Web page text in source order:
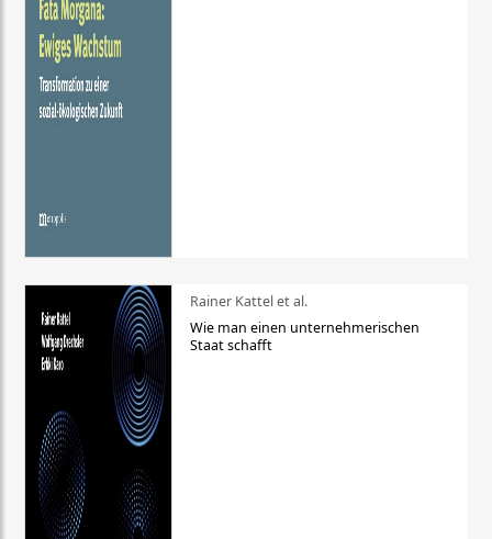
Rainer Kattel et al.
Wie man einen unternehmerischen
Staat schafft